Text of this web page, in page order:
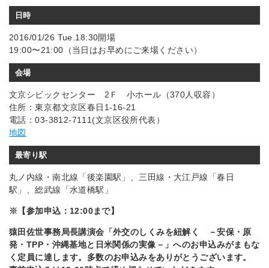
日時
2016/01/26 Tue.18:30開場
19:00〜21:00（当日はお早めにご来場ください）
会場
文京シビックセンター 2Ｆ 小ホール（370人収容）
住所：東京都文京区春日1‐16‐21
電話：03-3812-7111(文京区役所代表）
地図
最寄り駅
丸ノ内線・南北線「後楽園駅」、三田線・大江戸線「春日
駅」、総武線「水道橋駅」
※【参加申込：12:00まで】
猿田佐世事務局長講演会「外交のしくみを紐解く －安保・原
発・TPP・沖縄基地と日米関係の実像－」へのお申込みがまもな
く定員に達します。多数のお申込みをありがとうございます。